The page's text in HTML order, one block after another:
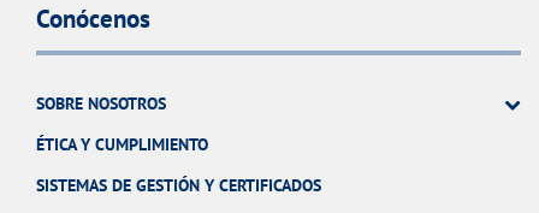
Conócenos
SOBRE NOSOTROS
ÉTICA Y CUMPLIMIENTO
SISTEMAS DE GESTIÓN Y CERTIFICADOS